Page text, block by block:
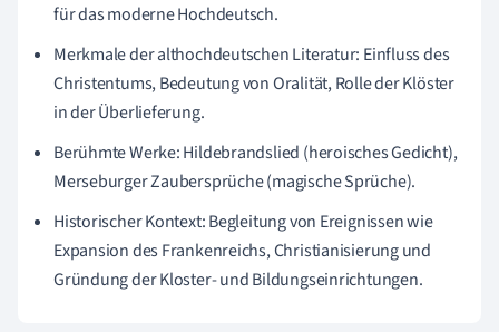
für das moderne Hochdeutsch.
Merkmale der althochdeutschen Literatur: Einfluss des
Christentums, Bedeutung von Oralität, Rolle der Klöster
in der Überlieferung.
Berühmte Werke: Hildebrandslied (heroisches Gedicht),
Merseburger Zaubersprüche (magische Sprüche).
Historischer Kontext: Begleitung von Ereignissen wie
Expansion des Frankenreichs, Christianisierung und
Gründung der Kloster- und Bildungseinrichtungen.